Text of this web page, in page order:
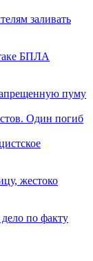
заливать
БПЛА
пуму
Один погиб
жестоко
по факту